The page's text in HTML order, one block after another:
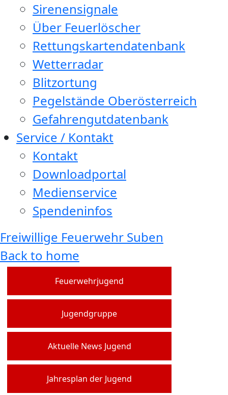
Sirenensignale
Über Feuerlöscher
Rettungskartendatenbank
Wetterradar
Blitzortung
Pegelstände Oberösterreich
Gefahrengutdatenbank
Service / Kontakt
Kontakt
Downloadportal
Medienservice
Spendeninfos
Freiwillige Feuerwehr Suben
Back to home
Feuerwehrjugend
Jugendgruppe
Aktuelle News Jugend
Jahresplan der Jugend